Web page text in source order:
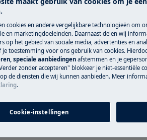
SCHOK
stopcontact voordat u enige
cookies en andere vergelijkbare technologieën om
en marketingdoeleinden. Daarnaast delen wij
op het gebied van sociale media, advertenties en
je toestemming voor ons gebruik van cookies.
speciale aanbiedingen afstemmen en je
zonder accepteren" blokkeer je niet-essentiële
de diensten die wij kunnen aanbieden. Meer
.
Cookie-instellingen